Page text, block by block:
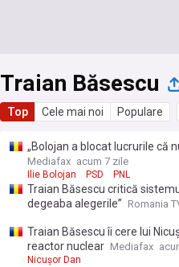
Traian Băsescu
Top Cele mai noi Populare
„Bolojan a blocat lucrurile că
politic este refacerea coaliției
Mediafax acum 7 zile
Ilie Bolojan PSD PNL
Traian Băsescu critică
degeaba alegerile” Romania
Traian Băsescu îi cere lui
reactor nuclear Mediafax
Nicușor Dan